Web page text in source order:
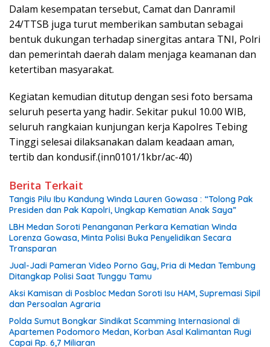
Dalam kesempatan tersebut, Camat dan Danramil
24/TTSB juga turut memberikan sambutan sebagai
bentuk dukungan terhadap sinergitas antara TNI, Polri
dan pemerintah daerah dalam menjaga keamanan dan
ketertiban masyarakat.
Kegiatan kemudian ditutup dengan sesi foto bersama
seluruh peserta yang hadir. Sekitar pukul 10.00 WIB,
seluruh rangkaian kunjungan kerja Kapolres Tebing
Tinggi selesai dilaksanakan dalam keadaan aman,
tertib dan kondusif.(inn0101/1kbr/ac-40)
Berita Terkait
Tangis Pilu Ibu Kandung Winda Lauren Gowasa : “Tolong Pak
Presiden dan Pak Kapolri, Ungkap Kematian Anak Saya”
‎LBH Medan Soroti Penanganan Perkara Kematian Winda
Lorenza Gowasa, Minta Polisi Buka Penyelidikan Secara
Transparan
Jual-Jadi Pameran Video Porno Gay, Pria di Medan Tembung
Ditangkap Polisi Saat Tunggu Tamu
Aksi Kamisan di Posbloc Medan Soroti Isu HAM, Supremasi Sipil
dan Persoalan Agraria
Polda Sumut Bongkar Sindikat Scamming Internasional di
Apartemen Podomoro Medan, Korban Asal Kalimantan Rugi
Capai Rp. 6,7 Miliaran